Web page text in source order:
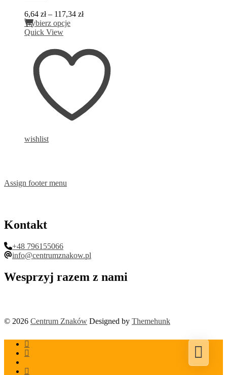
6,64 zł – 117,34 złZakres
do
117,34 zł
Wybierz opcjeTen
wiele
wariantów.
Opcje
stronie
produktu
Quick View
wishlist
Assign footer menu
Kontakt
+48 796155066
info@centrumznakow.pl
Wesprzyj razem z nami
© 2026 Centrum Znaków Designed by Themehunk